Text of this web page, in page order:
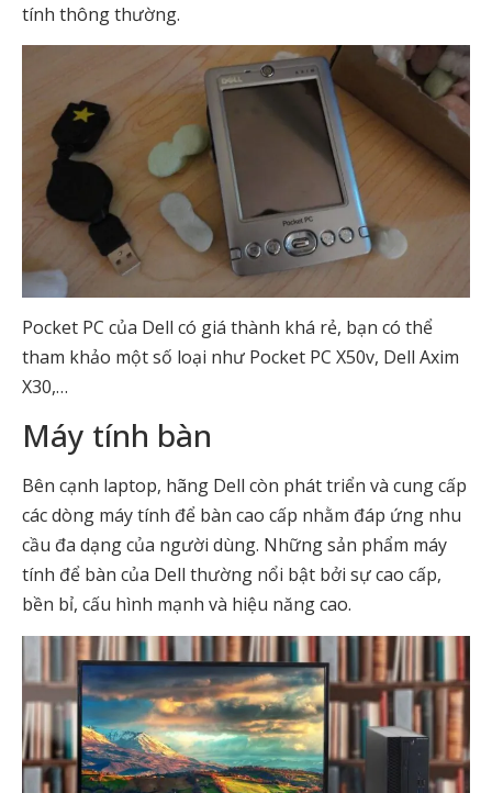
tính thông thường.
Pocket PC của Dell có giá thành khá rẻ, bạn có thể
tham khảo một số loại như Pocket PC X50v, Dell Axim
X30,…
Máy tính bàn
Bên cạnh laptop, hãng Dell còn phát triển và cung cấp
các dòng máy tính để bàn cao cấp nhằm đáp ứng nhu
cầu đa dạng của người dùng. Những sản phẩm máy
tính để bàn của Dell thường nổi bật bởi sự cao cấp,
bền bỉ, cấu hình mạnh và hiệu năng cao.